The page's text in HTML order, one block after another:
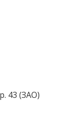
43 (ЗАО)